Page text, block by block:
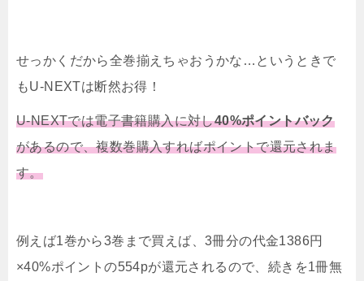
せっかくだから全巻揃えちゃおうかな…というときで
もU-NEXTは断然お得！
U-NEXTでは電子書籍購入に対し40%ポイントバック
があるので、複数巻購入すればポイントで還元されま
す。
例えば1巻から3巻まで買えば、3冊分の代金1386円
×40%ポイントの554pが還元されるので、続きを1冊無